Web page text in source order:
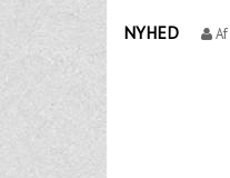
NYHED Af